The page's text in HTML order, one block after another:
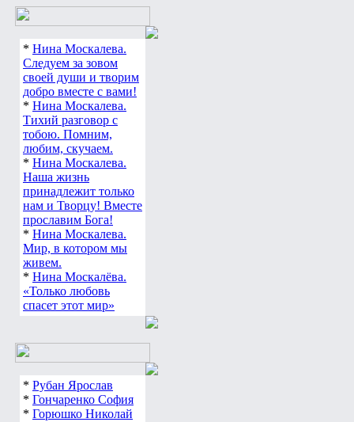
* Нина Москалева.
Следуем за зовом
своей души и творим
добро вместе с вами!
* Нина Москалева.
Тихий разговор с
тобою. Помним,
любим, скучаем.
* Нина Москалева.
Наша жизнь
принадлежит только
нам и Творцу! Вместе
прославим Бога!
* Нина Москалева.
Мир, в котором мы
живем.
* Нина Москалёва.
«Только любовь
спасет этот мир»
* Рубан Ярослав
* Гончаренко София
* Горюшко Николай